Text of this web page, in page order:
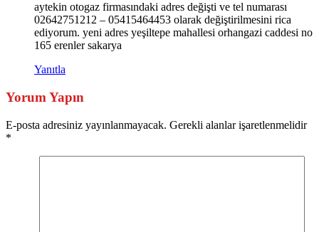
aytekin otogaz firmasındaki adres değişti ve tel numarası
02642751212 – 05415464453 olarak değiştirilmesini rica
ediyorum. yeni adres yeşiltepe mahallesi orhangazi caddesi no
165 erenler sakarya
Yanıtla
Yorum Yapın
E-posta adresiniz yayınlanmayacak. Gerekli alanlar işaretlenmelidir
*